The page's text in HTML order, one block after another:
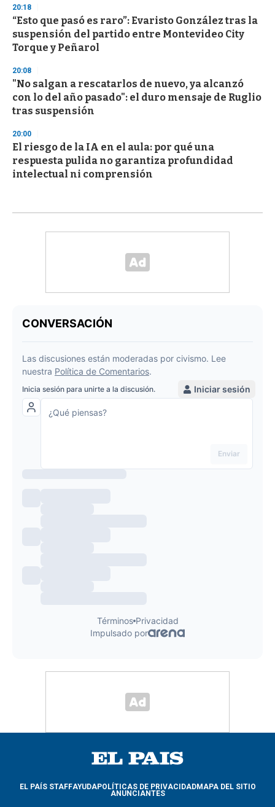
20:18
“Esto que pasó es raro”: Evaristo González tras la
suspensión del partido entre Montevideo City
Torque y Peñarol
20:08
"No salgan a rescatarlos de nuevo, ya alcanzó
con lo del año pasado": el duro mensaje de Ruglio
tras suspensión
20:00
El riesgo de la IA en el aula: por qué una
respuesta pulida no garantiza profundidad
intelectual ni comprensión
EL PAÍS STAFFAYUDAPOLÍTICAS DE PRIVACIDADMAPA DEL SITIO
ANUNCIANTES